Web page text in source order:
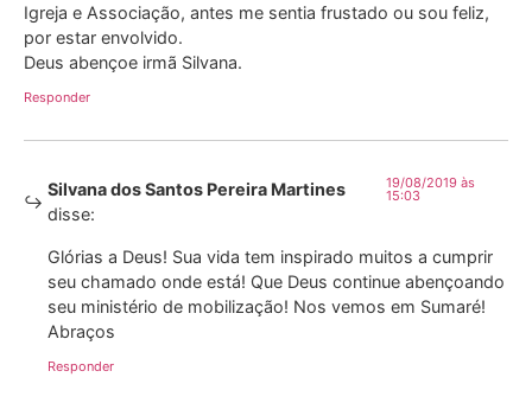
Igreja e Associação, antes me sentia frustado ou sou feliz,
por estar envolvido.
Deus abençoe irmã Silvana.
Responder
Silvana dos Santos Pereira Martines
disse:
19/08/2019 às
15:03
Glórias a Deus! Sua vida tem inspirado muitos a cumprir
seu chamado onde está! Que Deus continue abençoando
seu ministério de mobilização! Nos vemos em Sumaré!
Abraços
Responder